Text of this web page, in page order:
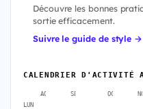
Découvre les bonnes
sortie efficacement.
Suivre le guide de style →
CALENDRIER D'ACTIVITÉ
AOÛT SEPT. OCT.
LUN